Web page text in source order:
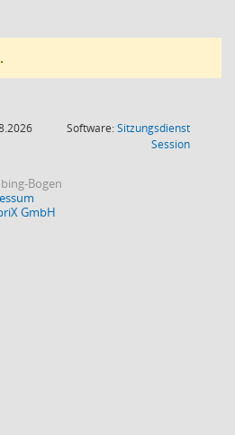
Software:Sitzungsdienst
Session(Wird in
Bogen
GmbH